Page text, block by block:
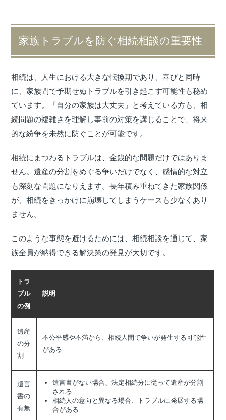
家族トラブルを防ぐ相続相談の重要性
相続は、人生における大きな転換期であり、喜びと同時
に、家族間で予期せぬトラブルを引き起こす可能性も秘め
ています。「自分の家族は大丈夫」と考えている方も、相
続問題の複雑さを理解し事前の対策を講じることで、将来
的な紛争を未然に防ぐことが可能です。
相続にまつわるトラブルは、金銭的な問題だけではありま
せん。遺産の分割をめぐる争いだけでなく、感情的な対立
も深刻な問題になりえます。長年積み重ねてきた家族関係
が、相続をきっかけに崩壊してしまうケースも少なくあり
ません。
このような事態を避けるためには、相続相談を通じて、家
族全員が納得できる解決策の発見が大切です。
トラ
ブル
の例
説明
遺産
の分
割
不公平感や不満から、相続人間で争いが発生する可能性
がある
遺言
書の
有無
遺言書がない場合、法定相続分に従って遺産が分割
される
相続人の意向と異なる場合、トラブルに発展する場
合がある